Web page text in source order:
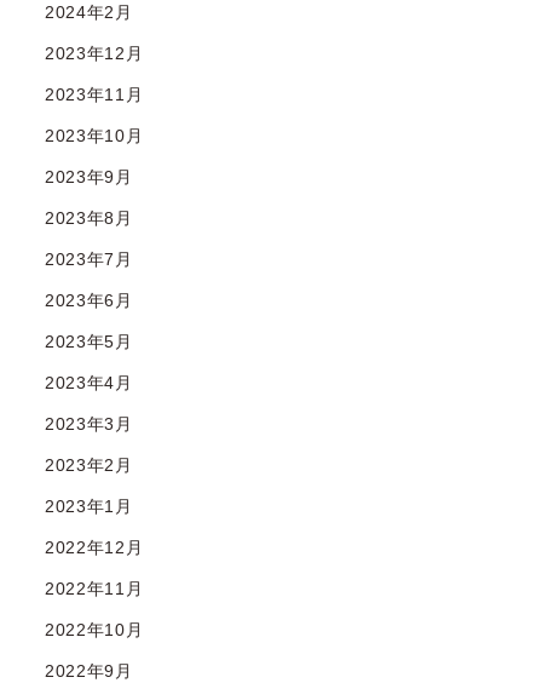
2024年2月
2023年12月
2023年11月
2023年10月
2023年9月
2023年8月
2023年7月
2023年6月
2023年5月
2023年4月
2023年3月
2023年2月
2023年1月
2022年12月
2022年11月
2022年10月
2022年9月